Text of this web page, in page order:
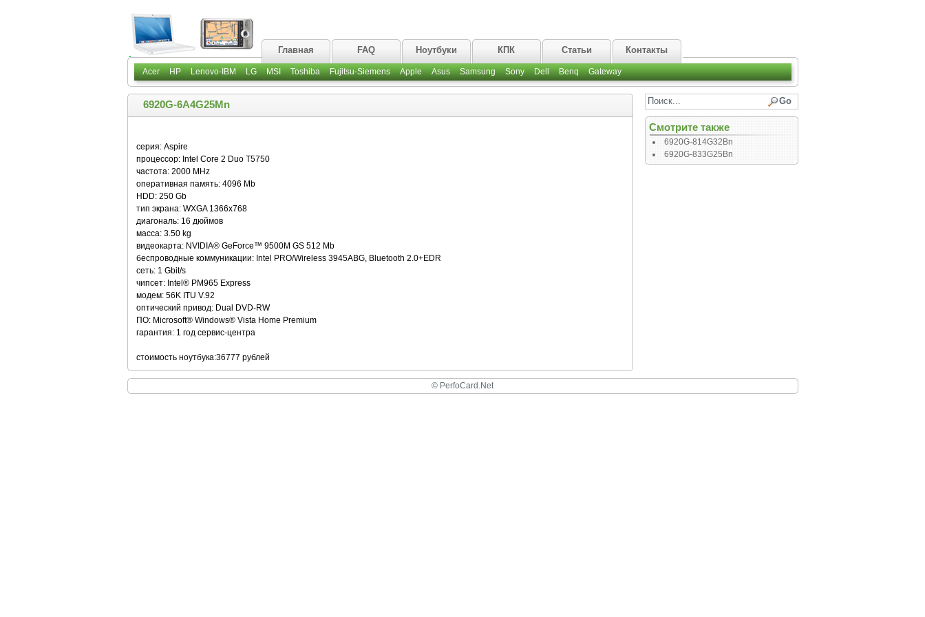
Главная FAQ Ноутбуки КПК Статьи Контакты
Acer HP Lenovo-IBM LG MSI Toshiba Fujitsu-Siemens Apple Asus Samsung Sony Dell Benq Gateway
6920G-6A4G25Mn
серия: Aspire
процессор: Intel Core 2 Duo T5750
частота: 2000 MHz
оперативная память: 4096 Mb
HDD: 250 Gb
тип экрана: WXGA 1366x768
диагональ: 16 дюймов
масса: 3.50 kg
видеокарта: NVIDIA® GeForce™ 9500M GS 512 Mb
беспроводные коммуникации: Intel PRO/Wireless 3945ABG, Bluetooth 2.0+EDR
сеть: 1 Gbit/s
чипсет: Intel® PM965 Express
модем: 56K ITU V.92
оптический привод: Dual DVD-RW
ПО: Microsoft® Windows® Vista Home Premium
гарантия: 1 год сервис-центра
стоимость ноутбука:36777 рублей
Смотрите также
6920G-814G32Bn
6920G-833G25Bn
© PerfoCard.Net